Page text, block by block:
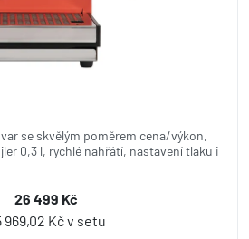
se skvělým poměrem cena/výkon,
0,3 l, rychlé nahřátí, nastavení tlaku i
26 499 Kč
969,02 Kč v setu